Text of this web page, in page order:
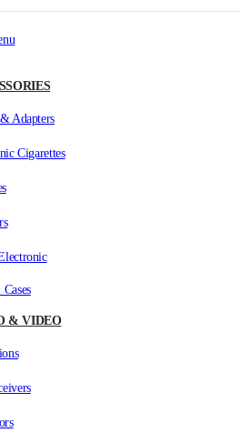
Adapters
Cigarettes
& VIDEO